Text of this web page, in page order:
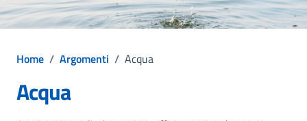
Home / Argomenti / Acqua
Acqua